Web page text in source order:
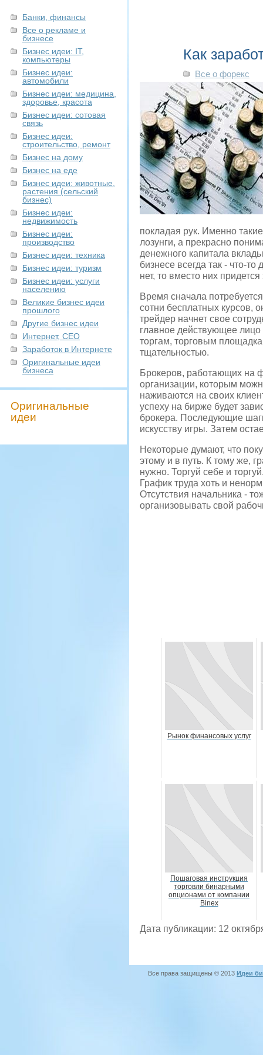
Банки, финансы
Все о рекламе и
бизнесе
Бизнес идеи: IT,
компьютеры
Бизнес идеи:
автомобили
Бизнес идеи: медицина,
здоровье, красота
Бизнес идеи: сотовая
связь
Бизнес идеи:
строительство, ремонт
Бизнес на дому
Бизнес на еде
Бизнес идеи: животные,
растения (сельский
бизнес)
Бизнес идеи:
недвижимость
Бизнес идеи:
производство
Бизнес идеи: техника
Бизнес идеи: туризм
Бизнес идеи: услуги
населению
Великие бизнес идеи
прошлого
Другие бизнес идеи
Интернет, СЕО
Заработок в Интернете
Оригинальные идеи
бизнеса
Оригинальные
идеи
Как
Все о форекс
покладая рук. Именно
лозунги, а прекрасно
денежного капитала
бизнесе всегда так - что-
нет, то вместо них
Время сначала
сотни бесплатных курсов,
трейдер начнет свое
главное действующее
торгам, торговым
тщательностью.
Брокеров, работающих на
организации, которым
наживаются на своих
успеху на бирже будет
брокера. Последующие
искусству игры. Затем
Некоторые думают, что
этому и в путь. К тому же,
нужно. Торгуй себе и
График труда хоть и
Отсутствия начальника -
организовывать свой
Рынок финансовых услуг
Пошаговая инструкция
торговли бинарными
опционами от компании
Binex
Дата публикации: 12
Все права защищены © 2013 Идеи